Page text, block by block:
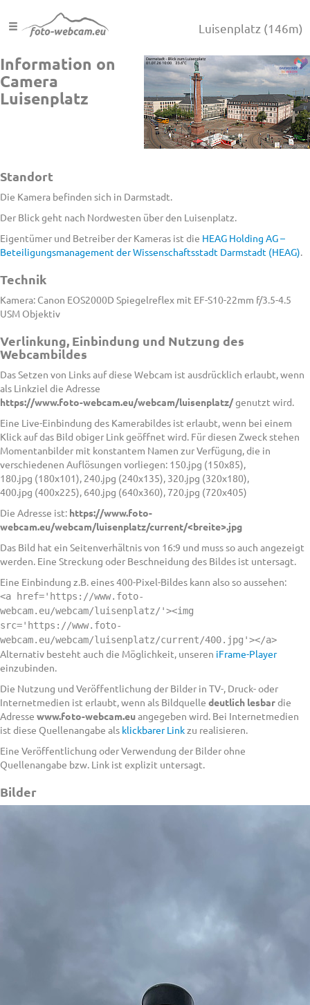
Luisenplatz (146m)
Information on
Camera
Luisenplatz
Standort
Die Kamera befinden sich in Darmstadt.
Der Blick geht nach Nordwesten über den Luisenplatz.
Eigentümer und Betreiber der Kameras ist die HEAG Holding AG –
Beteiligungsmanagement der Wissenschaftsstadt Darmstadt (HEAG).
Technik
Kamera: Canon EOS2000D Spiegelreflex mit EF-S10-22mm f/3.5-4.5
USM Objektiv
Verlinkung, Einbindung und Nutzung des
Webcambildes
Das Setzen von Links auf diese Webcam ist ausdrücklich erlaubt, wenn
als Linkziel die Adresse
https://www.foto-webcam.eu/webcam/luisenplatz/genutzt wird.
Eine Live-Einbindung des Kamerabildes ist erlaubt, wenn bei einem
Klick auf das Bild obiger Link geöffnet wird. Für diesen Zweck stehen
Momentanbilder mit konstantem Namen zur Verfügung, die in
verschiedenen Auflösungen vorliegen: 150.jpg (150x85),
180.jpg (180x101), 240.jpg (240x135), 320.jpg (320x180),
400.jpg (400x225), 640.jpg (640x360), 720.jpg (720x405)
Die Adresse ist: https://www.foto-
webcam.eu/webcam/luisenplatz/current/<breite>.jpg
Das Bild hat ein Seitenverhältnis von 16:9 und muss so auch angezeigt
werden. Eine Streckung oder Beschneidung des Bildes ist untersagt.
Eine Einbindung z.B. eines 400-Pixel-Bildes kann also so aussehen:
<a href='https://www.foto-
webcam.eu/webcam/luisenplatz/'><img
src='https://www.foto-
webcam.eu/webcam/luisenplatz/current/400.jpg'></a>
Alternativ besteht auch die Möglichkeit, unseren iFrame-Player
einzubinden.
Die Nutzung und Veröffentlichung der Bilder in TV-, Druck- oder
Internetmedien ist erlaubt, wenn als Bildquelle deutlich lesbardie
Adresse www.foto-webcam.euangegeben wird. Bei Internetmedien
ist diese Quellenangabe als klickbarer Linkzu realisieren.
Eine Veröffentlichung oder Verwendung der Bilder ohne
Quellenangabe bzw. Link ist explizit untersagt.
Bilder